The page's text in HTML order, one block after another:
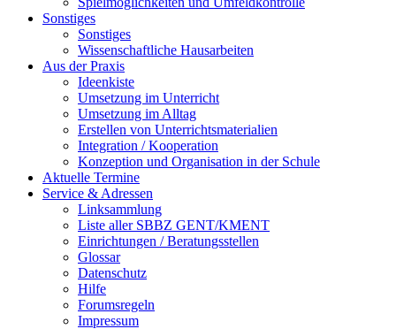
Sonstiges
Sonstiges
Wissenschaftliche Hausarbeiten
Aus der Praxis
Ideenkiste
Umsetzung im Unterricht
Umsetzung im Alltag
Erstellen von Unterrichtsmaterialien
Integration / Kooperation
Konzeption und Organisation in der Schule
Aktuelle Termine
Service & Adressen
Linksammlung
Liste aller SBBZ GENT/KMENT
Einrichtungen / Beratungsstellen
Glossar
Datenschutz
Hilfe
Forumsregeln
Impressum